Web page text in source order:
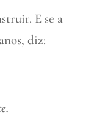
E se a
diz: